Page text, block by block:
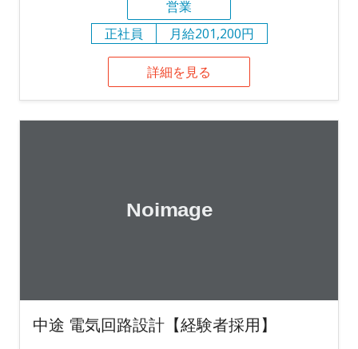
営業
正社員
月給201,200円
詳細を見る
中途 電気回路設計【経験者採用】